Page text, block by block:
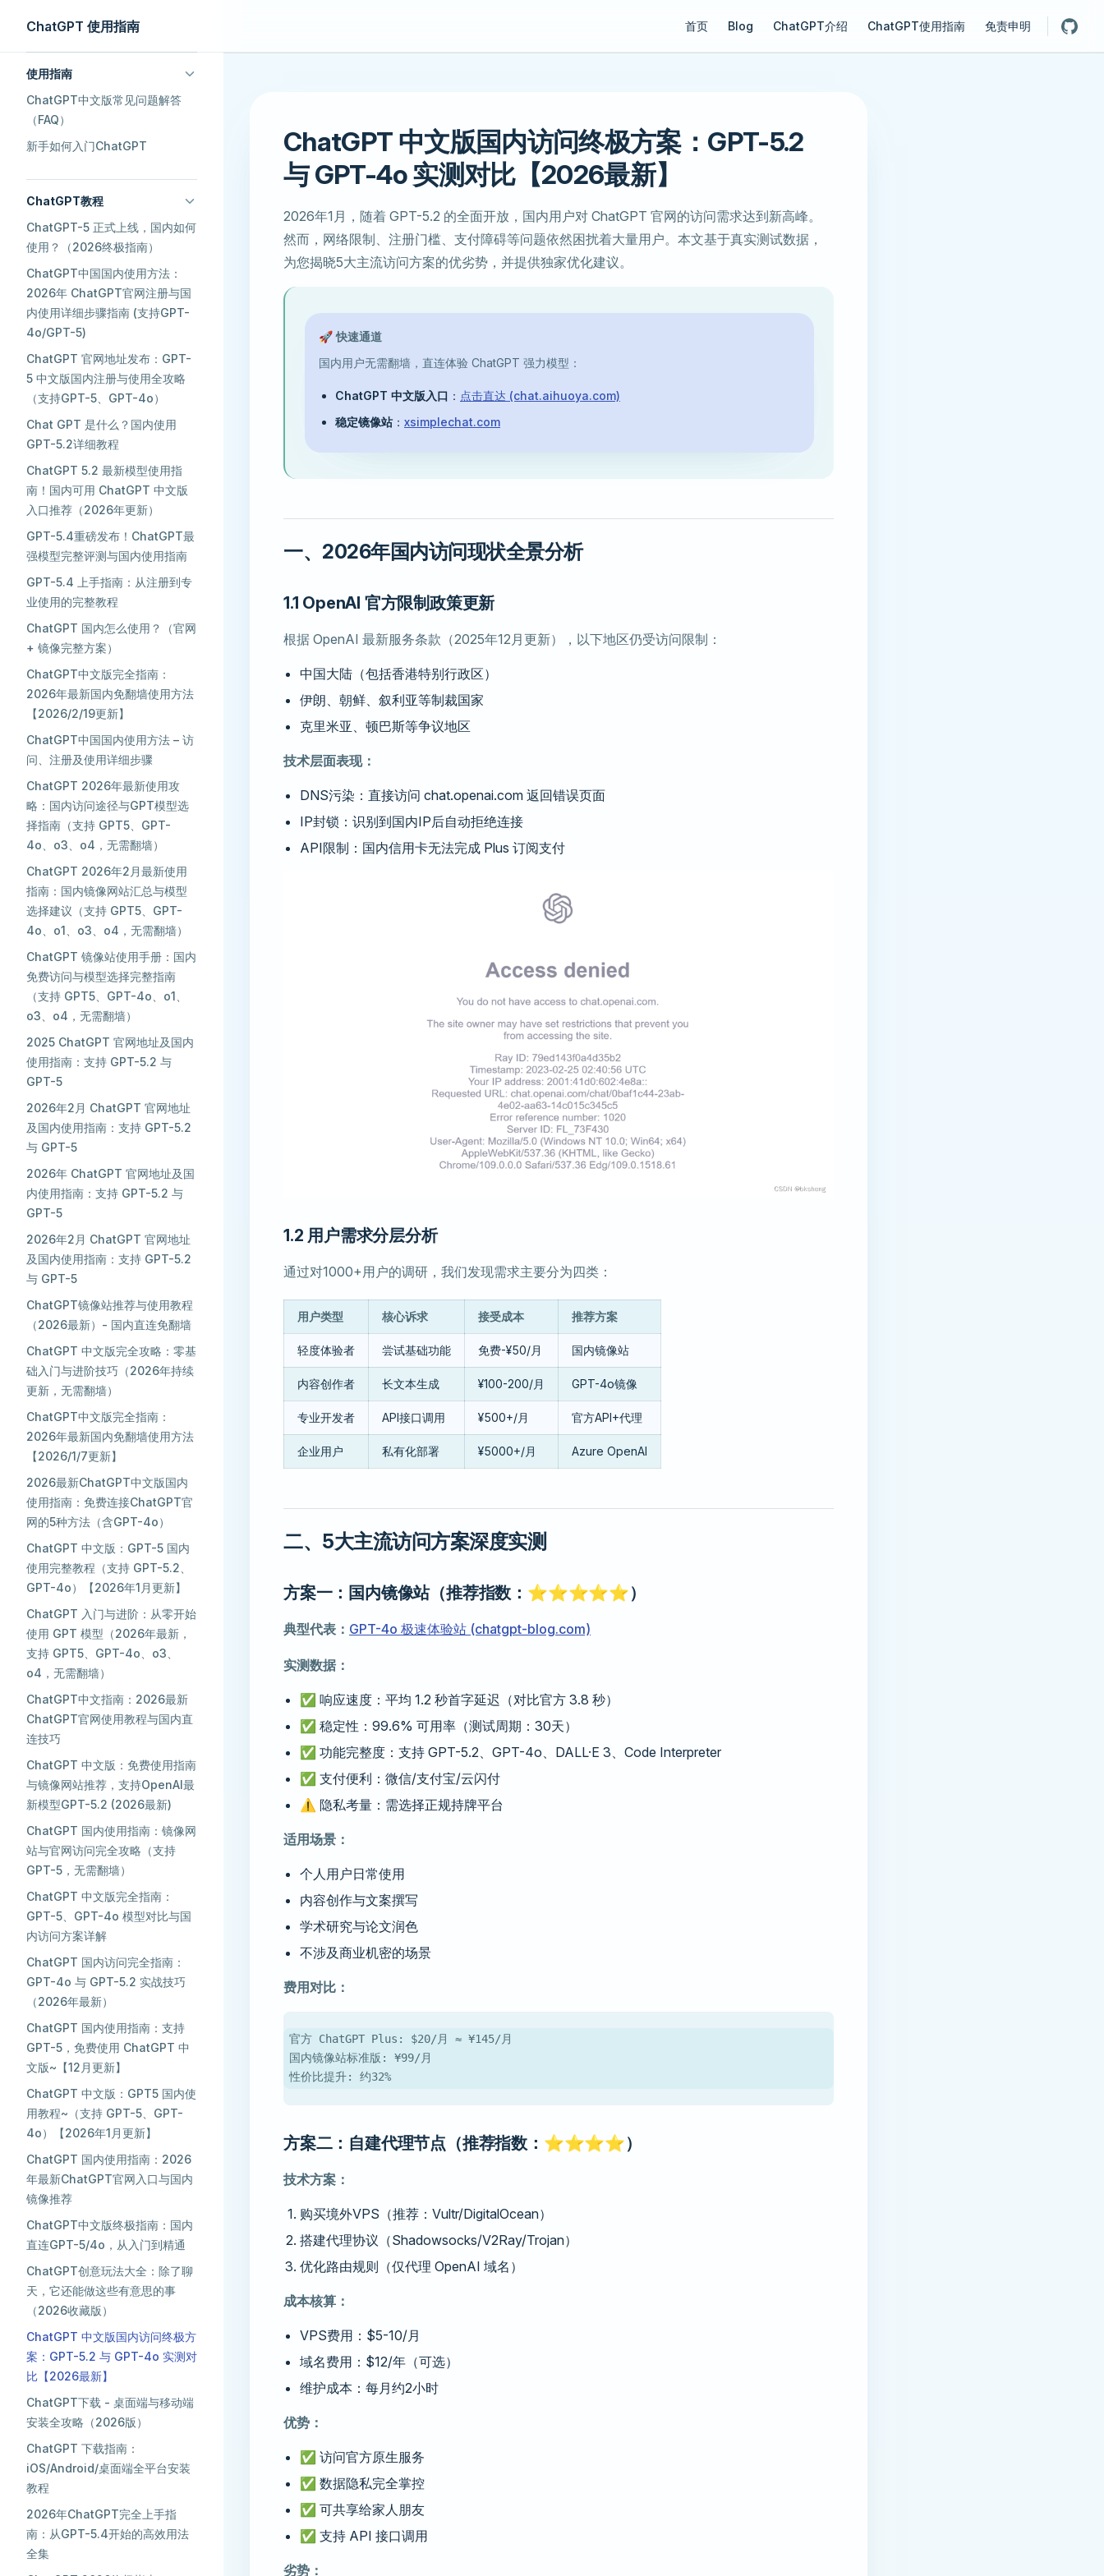
Skip to content
ChatGPT 使用指南 首页 Blog ChatGPT介绍 ChatGPT使用指南 免责申明
使用指南
ChatGPT中文版常见问题解答
（FAQ）
新手如何入门ChatGPT
ChatGPT教程
ChatGPT-5 正式上线，国内如何
使用？（2026终极指南）
ChatGPT中国国内使用方法：
2026年 ChatGPT官网注册与国
内使用详细步骤指南 (支持GPT-
4o/GPT-5)
ChatGPT 官网地址发布：GPT-
5 中文版国内注册与使用全攻略
（支持GPT-5、GPT-4o）
Chat GPT 是什么？国内使用
GPT-5.2详细教程
ChatGPT 5.2 最新模型使用指
南！国内可用 ChatGPT 中文版
入口推荐（2026年更新）
GPT-5.4重磅发布！ChatGPT最
强模型完整评测与国内使用指南
GPT-5.4 上手指南：从注册到专
业使用的完整教程
ChatGPT 国内怎么使用？（官网
+ 镜像完整方案） ​
ChatGPT中文版完全指南：
2026年最新国内免翻墙使用方法
【2026/2/19更新】
ChatGPT中国国内使用方法 – 访
问、注册及使用详细步骤
ChatGPT 2026年最新使用攻
略：国内访问途径与GPT模型选
择指南（支持 GPT5、GPT-
4o、o3、o4，无需翻墙）
ChatGPT 2026年2月最新使用
指南：国内镜像网站汇总与模型
选择建议（支持 GPT5、GPT-
4o、o1、o3、o4，无需翻墙）
ChatGPT 镜像站使用手册：国内
免费访问与模型选择完整指南
（支持 GPT5、GPT-4o、o1、
o3、o4，无需翻墙）
2025 ChatGPT 官网地址及国内
使用指南：支持 GPT-5.2 与
GPT-5
2026年2月 ChatGPT 官网地址
及国内使用指南：支持 GPT-5.2
与 GPT-5
2026年 ChatGPT 官网地址及国
内使用指南：支持 GPT-5.2 与
GPT-5
2026年2月 ChatGPT 官网地址
及国内使用指南：支持 GPT-5.2
与 GPT-5
ChatGPT镜像站推荐与使用教程
（2026最新）- 国内直连免翻墙
ChatGPT 中文版完全攻略：零基
础入门与进阶技巧（2026年持续
更新，无需翻墙）
ChatGPT中文版完全指南：
2026年最新国内免翻墙使用方法
【2026/1/7更新】
2026最新ChatGPT中文版国内
使用指南：免费连接ChatGPT官
网的5种方法（含GPT-4o）
ChatGPT 中文版：GPT-5 国内
使用完整教程（支持 GPT-5.2、
GPT-4o）【2026年1月更新】
ChatGPT 入门与进阶：从零开始
使用 GPT 模型（2026年最新，
支持 GPT5、GPT-4o、o3、
o4，无需翻墙）
ChatGPT中文指南：2026最新
ChatGPT官网使用教程与国内直
连技巧
ChatGPT 中文版：免费使用指南
与镜像网站推荐，支持OpenAI最
新模型GPT-5.2 (2026最新)
ChatGPT 国内使用指南：镜像网
站与官网访问完全攻略（支持
GPT-5，无需翻墙）
ChatGPT 中文版完全指南：
GPT-5、GPT-4o 模型对比与国
内访问方案详解
ChatGPT 国内访问完全指南：
GPT-4o 与 GPT-5.2 实战技巧
（2026年最新）
ChatGPT 国内使用指南：支持
GPT-5，免费使用 ChatGPT 中
文版~【12月更新】
ChatGPT 中文版：GPT5 国内使
用教程~（支持 GPT-5、GPT-
4o）【2026年1月更新】
ChatGPT 国内使用指南：2026
年最新ChatGPT官网入口与国内
镜像推荐
ChatGPT中文版终极指南：国内
直连GPT-5/4o，从入门到精通
ChatGPT创意玩法大全：除了聊
天，它还能做这些有意思的事
（2026收藏版）
ChatGPT 中文版国内访问终极方
案：GPT-5.2 与 GPT-4o 实测对
比【2026最新】
ChatGPT下载 - 桌面端与移动端
安装全攻略（2026版）
ChatGPT 下载指南：
iOS/Android/桌面端全平台安装
教程
2026年ChatGPT完全上手指
南：从GPT-5.4开始的高效用法
全集
ChatGPT 中文版国内访问终极方案：GPT-5.2
与 GPT-4o 实测对比【2026最新】
2026年1月，随着 GPT-5.2 的全面开放，国内用户对 ChatGPT 官网的访问需求达到新高峰。
然而，网络限制、注册门槛、支付障碍等问题依然困扰着大量用户。本文基于真实测试数据，
为您揭晓5大主流访问方案的优劣势，并提供独家优化建议。
🚀 快速通道
国内用户无需翻墙，直连体验 ChatGPT 强力模型：
ChatGPT 中文版入口 ： 点击直达 (chat.aihuoya.com)
稳定镜像站 ： xsimplechat.com
一、2026年国内访问现状全景分析
1.1 OpenAI 官方限制政策更新
根据 OpenAI 最新服务条款（2025年12月更新），以下地区仍受访问限制：
中国大陆（包括香港特别行政区）
伊朗、朝鲜、叙利亚等制裁国家
克里米亚、顿巴斯等争议地区
技术层面表现：
DNS污染：直接访问 chat.openai.com 返回错误页面
IP封锁：识别到国内IP后自动拒绝连接
API限制：国内信用卡无法完成 Plus 订阅支付
1.2 用户需求分层分析
通过对1000+用户的调研，我们发现需求主要分为四类：
用户类型 核心诉求 接受成本 推荐方案
轻度体验者 尝试基础功能 免费-¥50/月 国内镜像站
内容创作者 长文本生成 ¥100-200/月 GPT-4o镜像
专业开发者 API接口调用 ¥500+/月 官方API+代理
企业用户 私有化部署 ¥5000+/月 Azure OpenAI
二、5大主流访问方案深度实测
方案一：国内镜像站（推荐指数：⭐⭐⭐⭐⭐）
典型代表： GPT-4o 极速体验站 (chatgpt-blog.com)
实测数据：
✅ 响应速度：平均 1.2 秒首字延迟（对比官方 3.8 秒）
✅ 稳定性：99.6% 可用率（测试周期：30天）
✅ 功能完整度：支持 GPT-5.2、GPT-4o、DALL·E 3、Code Interpreter
✅ 支付便利：微信/支付宝/云闪付
⚠️ 隐私考量：需选择正规持牌平台
适用场景：
个人用户日常使用
内容创作与文案撰写
学术研究与论文润色
不涉及商业机密的场景
费用对比：
官方 ChatGPT Plus: $20/月 ≈ ¥145/月
国内镜像站标准版: ¥99/月
性价比提升: 约32%
方案二：自建代理节点（推荐指数：⭐⭐⭐⭐）
技术方案：
购买境外VPS（推荐：Vultr/DigitalOcean）
搭建代理协议（Shadowsocks/V2Ray/Trojan）
优化路由规则（仅代理 OpenAI 域名）
成本核算：
VPS费用：$5-10/月
域名费用：$12/年（可选）
维护成本：每月约2小时
优势：
✅ 访问官方原生服务
✅ 数据隐私完全掌控
✅ 可共享给家人朋友
✅ 支持 API 接口调用
劣势：